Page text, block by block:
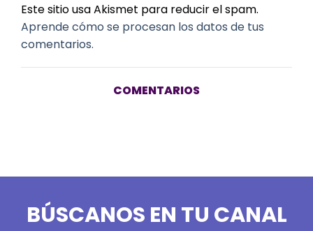
Este sitio usa Akismet para reducir el spam.
Aprende cómo se procesan los datos de tus
comentarios.
COMENTARIOS
BÚSCANOS EN TU CANAL